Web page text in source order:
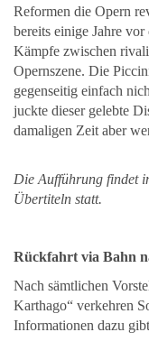
Reformen die Opern
bereits einige Jahre
Kämpfe zwischen
Opernszene. Die
gegenseitig einfach
juckte dieser gelebte
damaligen Zeit aber
Die Aufführung findet
Übertiteln statt.
Rückfahrt via Bahn
Nach sämtlichen
Karthago“ verkehren
Informationen dazu